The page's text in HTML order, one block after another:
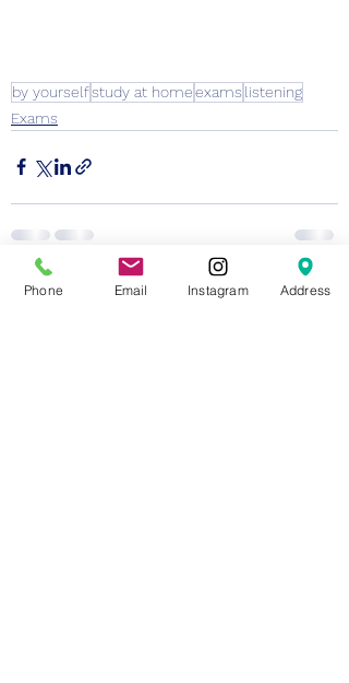
by yourselfstudy at homeexams listening
Exams
最新記事 すべて表示
Phone Email Instagram Address